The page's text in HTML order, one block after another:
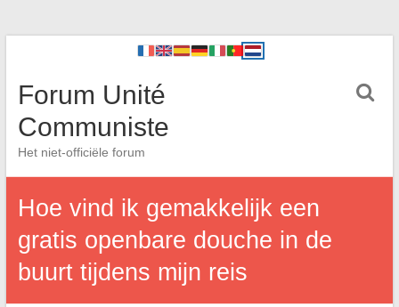
Forum Unité
Communiste
Het niet-officiële forum
Hoe vind ik gemakkelijk een
gratis openbare douche in de
buurt tijdens mijn reis